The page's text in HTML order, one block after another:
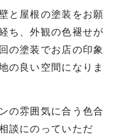
と屋根の塗装をお願
ち、外観の色褪せが
の塗装でお店の印象
の良い空間になりま
の雰囲気に合う色合
談にのっていただ